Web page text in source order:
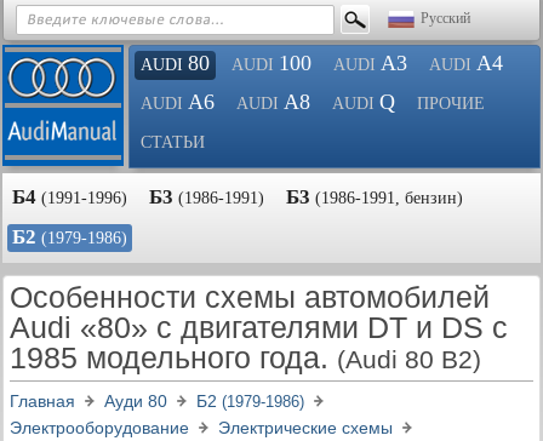
Русский
AUDI 80 AUDI 100 AUDI A3 AUDI A4
AUDI A6 AUDI A8 AUDI Q ПРОЧИЕ
СТАТЬИ
Б4 (1991-1996) Б3 (1986-1991) Б3 (1986-1991, бензин)
Б2 (1979-1986)
Особенности схемы автомобилей
Audi «80» с двигателями DT и DS с
1985 модельного года. (Audi 80 B2)
Главная Ауди 80 Б2 (1979-1986)
Электрооборудование
Электрические схемы